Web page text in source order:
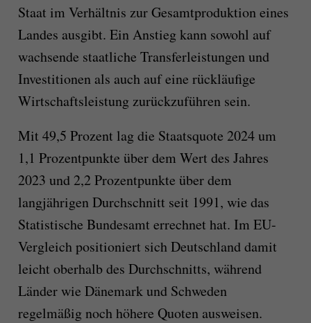
Staat im Verhältnis zur Gesamtproduktion eines
Landes ausgibt. Ein Anstieg kann sowohl auf
wachsende staatliche Transferleistungen und
Investitionen als auch auf eine rückläufige
Wirtschaftsleistung zurückzuführen sein.
Mit 49,5 Prozent lag die Staatsquote 2024 um
1,1 Prozentpunkte über dem Wert des Jahres
2023 und 2,2 Prozentpunkte über dem
langjährigen Durchschnitt seit 1991, wie das
Statistische Bundesamt errechnet hat. Im EU-
Vergleich positioniert sich Deutschland damit
leicht oberhalb des Durchschnitts, während
Länder wie Dänemark und Schweden
regelmäßig noch höhere Quoten ausweisen.